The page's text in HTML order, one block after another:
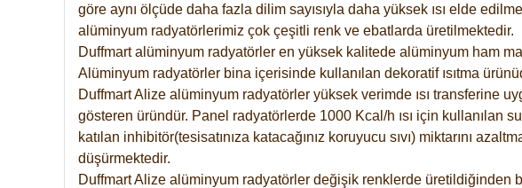
göre aynı ölçüde daha fazla dilim sayısıyla daha yüksek ısı elde
alüminyum radyatörlerimiz çok çeşitli renk ve ebatlarda üretilmektedir.
Duffmart alüminyum radyatörler en yüksek kalitede alüminyum ham
Alüminyum radyatörler bina içerisinde kullanılan dekoratif ısıtma
Duffmart Alize alüminyum radyatörler yüksek verimde ısı transferine
gösteren üründür. Panel radyatörlerde 1000 Kcal/h ısı için kullanılan
katılan inhibitör(tesisatınıza katacağınız koruyucu sıvı) miktarını
düşürmektedir.
Duffmart Alize alüminyum radyatörler değişik renklerde